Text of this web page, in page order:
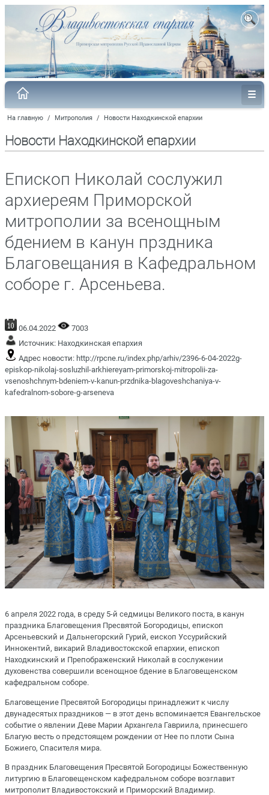
На главную / Митрополия / Новости Находкинской епархии
Новости Находкинской епархии
Епископ Николай сослужил
архиереям Приморской
митрополии за всенощным
бдением в канун прздника
Благовещания в Кафедральном
соборе г. Арсеньева.
06.04.2022
7003
Источник: Находкинская епархия
Адрес новости: http://rpcne.ru/index.php/arhiv/2396-6-04-2022g-
episkop-nikolaj-sosluzhil-arkhiereyam-primorskoj-mitropolii-za-
vsenoshchnym-bdeniem-v-kanun-przdnika-blagoveshchaniya-v-
kafedralnom-sobore-g-arseneva
6 апреля 2022 года, в среду 5-й седмицы Великого поста, в канун
праздника Благовещения Пресвятой Богородицы, епископ
Арсеньевский и Дальнегорский Гурий, еископ Уссурийский
Иннокентий, викарий Владивостокской епархии, епископ
Находкинский и Препображенский Николай в сослужении
духовенства совершили всенощное бдение в Благовещенском
кафедральном соборе.
Благовещение Пресвятой Богородицы принадлежит к числу
двунадесятых праздников ― в этот день вспоминается Евангельское
событие о явлении Деве Марии Архангела Гавриила, принесшего
Благую весть о предстоящем рождении от Нее по плоти Сына
Божиего, Спасителя мира.
В праздник Благовещения Пресвятой Богородицы Божественную
литургию в Благовещенском кафедральном соборе возглавит
митрополит Владивостокский и Приморский Владимир.